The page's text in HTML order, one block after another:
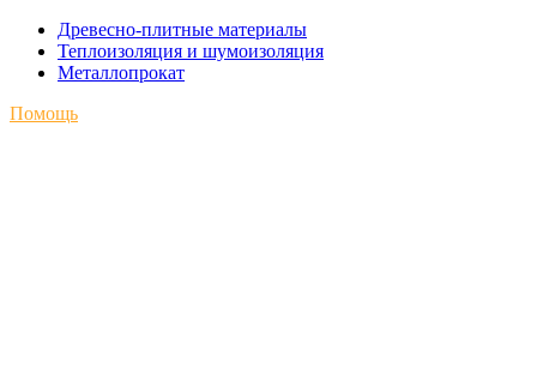
Древесно-плитные материалы
Теплоизоляция и шумоизоляция
Металлопрокат
Помощь